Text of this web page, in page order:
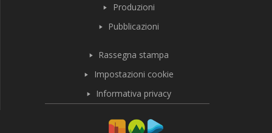
Produzioni
Pubblicazioni
Rassegna stampa
Impostazioni cookie
Informativa privacy